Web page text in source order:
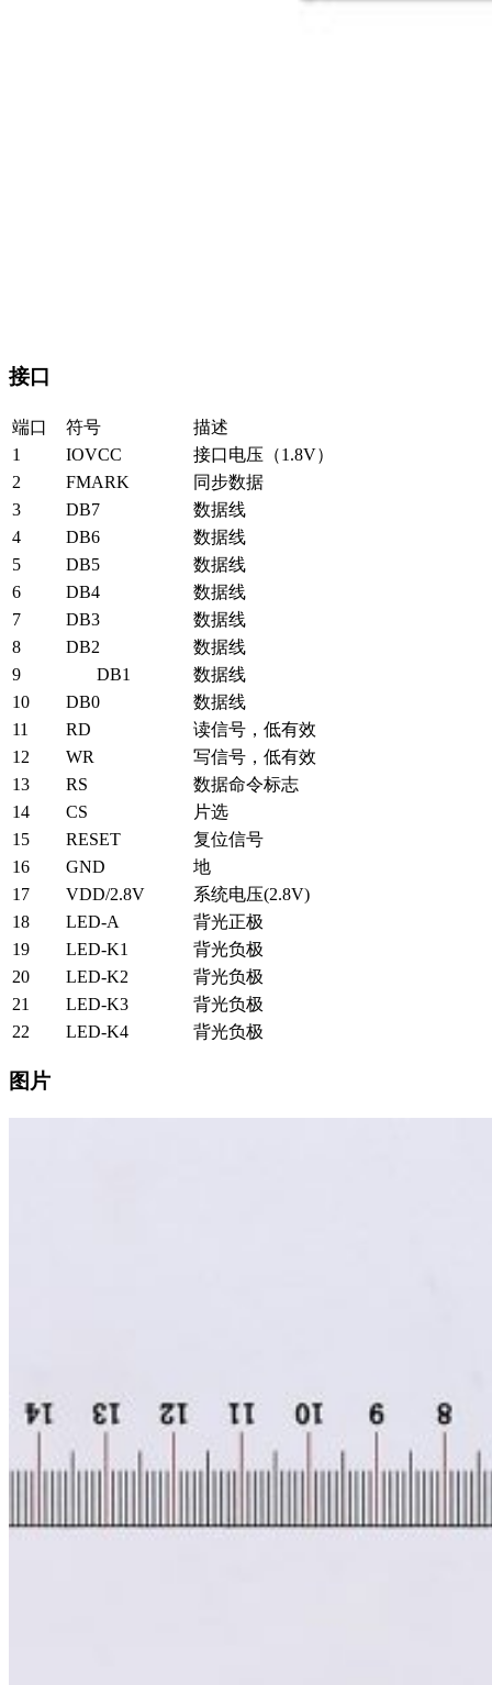
接口
端口 符号
描述
1
IOVCC
接口电压（1.8V）
2
FMARK
同步数据
3
DB7
数据线
4
DB6
数据线
5
DB5
数据线
6
DB4
数据线
7
DB3
数据线
8
DB2
数据线
9
DB1
数据线
10
DB0
数据线
11
RD
读信号，低有效
12
WR
写信号，低有效
13
RS
数据命令标志
14
CS
片选
15
RESET
复位信号
16
GND
地
17
VDD/2.8V
系统电压(2.8V)
18
LED-A
背光正极
19
LED-K1
背光负极
20
LED-K2
背光负极
21
LED-K3
背光负极
22
LED-K4 背光负极
图片